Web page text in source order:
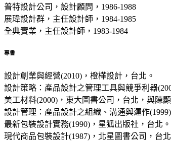
普特設計公司，設計顧問，1986-1988
展瑋設計群，主任設計師，1984-1985
全典實業，主任設計師，1983-1984
專書
設計創業與經營(2010)，橙樺設計，台北。
設計策略：產品設計之管理工具與競爭利器
美工材料(2000)，東大圖書公司，台北，與陳
設計管理：產品設計之組織、溝通與運作
最新包裝設計實務(1990)，星狐出版社，台北。
現代商品包裝設計(1987)，北星圖書公司，台北